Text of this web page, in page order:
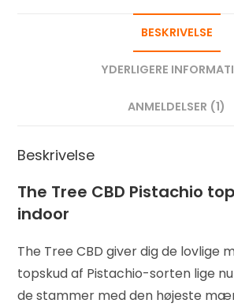
BESKRIVELSE
YDERLIGERE
ANMELDELSER (1)
Beskrivelse
The Tree CBD Pistachio
indoor
The Tree CBD giver dig de lovlige
topskud af Pistachio-sorten lige
de stammer med den højeste